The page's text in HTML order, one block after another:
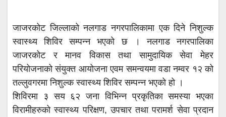
जाजरकोट जिल्लाको नलगाड नगरपालिकामा एक दिने निशुल्क
स्वास्थ्य शिविर सम्पन्न भएको छ । नलगाड नगरपालिका
जाजरकोट र मानव विकास तथा सामुदायिक सेवा मेहर
परियोजनाको संयुक्त आयोजना एवम समन्वयमा वडा नम्वर १२ को
तल्लुवगरमा निशुल्क स्वास्थ्य शिविर सम्पन्न भएको हो ।
शिविरमा ३ सय ६२ जना विभिन्न प्रकृतिका समस्या भएका
विरामीहरुको स्वास्थ्य परिक्षण, उपचार तथा परामर्श सेवा प्रदान